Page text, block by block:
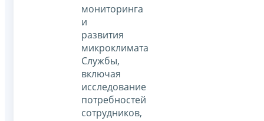
мониторинга
и
развития
микроклимата
Службы,
включая
исследование
потребностей
сотрудников,